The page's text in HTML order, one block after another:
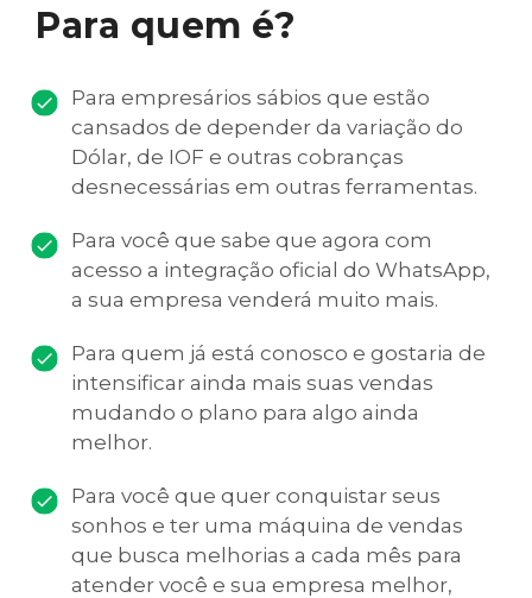
Para quem é?
Para empresários sábios que estão
cansados de depender da variação do
Dólar, de IOF e outras cobranças
desnecessárias em outras ferramentas.
Para você que sabe que agora com
acesso a integração oficial do WhatsApp,
a sua empresa venderá muito mais.
Para quem já está conosco e gostaria de
intensificar ainda mais suas vendas
mudando o plano para algo ainda
melhor.
Para você que quer conquistar seus
sonhos e ter uma máquina de vendas
que busca melhorias a cada mês para
atender você e sua empresa melhor,